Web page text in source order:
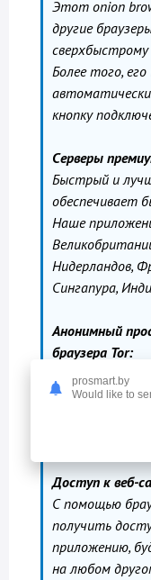
Этот onion
другие
сверхбыстрому
Более того,
кнопку
Серверы
Быстрый и
обеспечивает
Наше
Нидерландов,
Сингапура,
Анонимный
браузера Tor:
Onion Browser
просматривать
Доступ к веб-
С помощью
получить
приложению,
на любом
prosmart.by
Would like to